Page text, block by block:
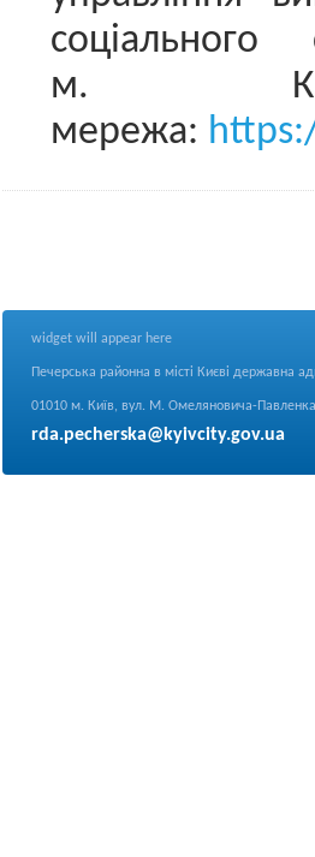
м.
мережа:
widget will appear here
Печерська районна в місті Києві державна
01010 м. Київ, вул. М. Омеляновича-
rda.pecherska@kyivcity.gov.ua